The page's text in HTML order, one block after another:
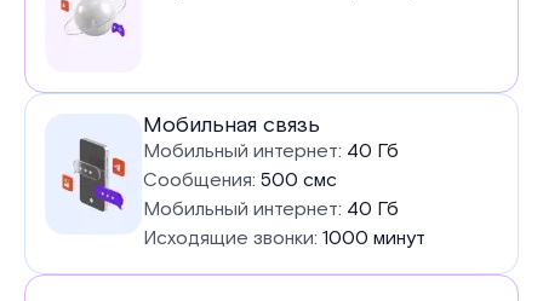
тарифе
Мобильная связь
Мобильный интернет: 40 Гб
Сообщения: 500 смс
Мобильный интернет: 40 Гб
Исходящие звонки: 1000 минут